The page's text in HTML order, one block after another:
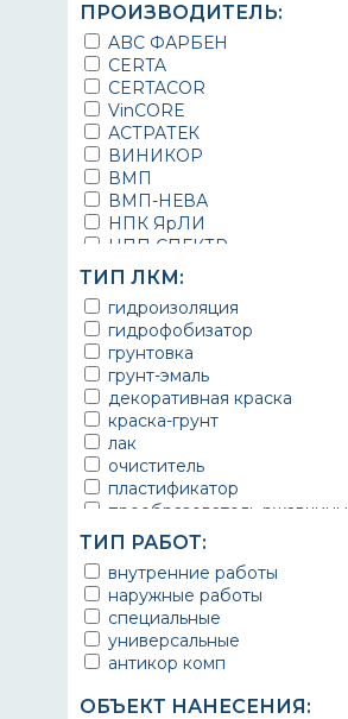
ПРОИЗВОДИТЕЛЬ:
ABC ФАРБЕН
CERTA
CERTACOR
VinCORE
АСТРАТЕК
ВИНИКОР
ВМП
ВМП-НЕВА
НПК ЯрЛИ
НПП СПЕКТР
НПФ ЭМАЛЬ
ТЕРМА
УРЕПЛЕН
ТИП ЛКМ:
гидроизоляция
гидрофобизатор
грунтовка
грунт-эмаль
декоративная краска
краска-грунт
лак
очиститель
пластификатор
преобразователь ржавчины
эмаль
Краска
Покрытие
грунт эмаль
защитное покрытие
ТИП РАБОТ:
внутренние работы
наружные работы
специальные
универсальные
антикор комп
ОБЪЕКТ НАНЕСЕНИЯ: